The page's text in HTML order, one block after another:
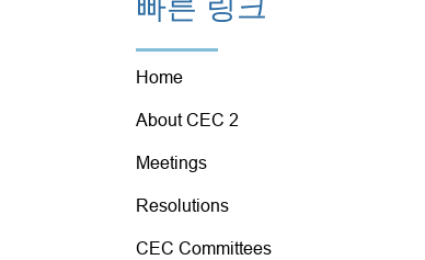
빠른 링크
Home
About CEC 2
Meetings
Resolutions
CEC Committees